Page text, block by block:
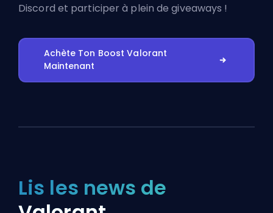
Discord et participer à plein de giveaways !
Achète Ton Boost Valorant
Maintenant
Lis les news de